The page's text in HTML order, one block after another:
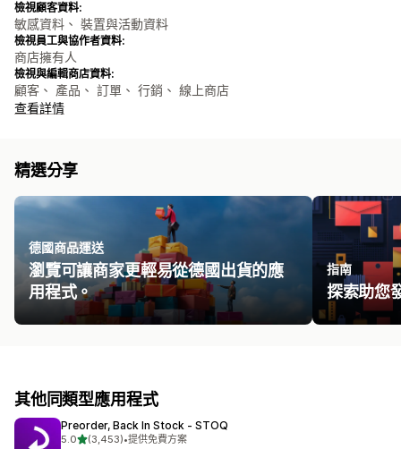
檢視顧客資料:
敏感資料、 裝置與活動資料
檢視員工與協作者資料:
商店擁有人
檢視與編輯商店資料:
顧客、 產品、 訂單、 行銷、 線上商店
查看詳情
精選分享
德國商品運送
瀏覽可讓商家更輕易從德國出貨的應
用程式。
指南
探索助您
其他同類型應用程式
Preorder, Back In Stock ‑ STOQ
5.0滿分 5 顆星
(3,453)
共有 3453 則評價
•提供免費方案